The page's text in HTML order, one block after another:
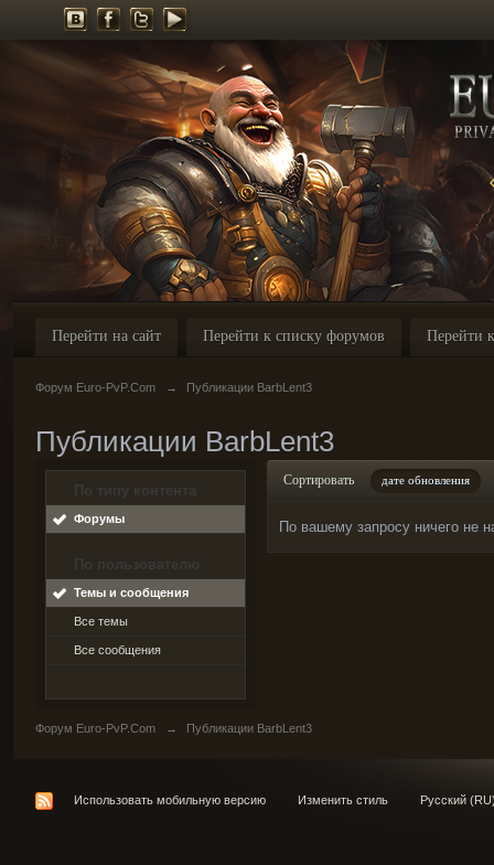
Перейти на сайт Перейти к списку форумов Перейти
Форум Euro-PvP.Com → Публикации BarbLent3
Публикации BarbLent3
По типу контента
Форумы
По пользователю
Темы и сообщения
Все темы
Все сообщения
Сортировать дате обновления
По вашему запросу ничего не
Форум Euro-PvP.Com → Публикации BarbLent3
Использовать мобильную версию Изменить стиль Русский